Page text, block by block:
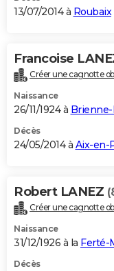
13/07/2014 à Roubaix
Francoise
Créer une cagnotte
Naissance
26/11/1924 à
Décès
24/05/2014 à Aix-en-
Robert LANEZ
Créer une cagnotte
Naissance
31/12/1926 à la Ferté-
Décès